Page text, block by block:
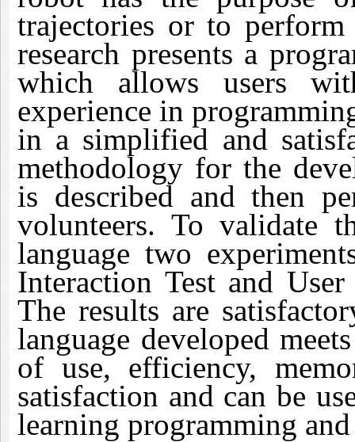
trajectories or to
research presents a
which allows users
experience in
in a simplified and
methodology for the
is described and then
volunteers. To validate
language two
Interaction Test and
The results are
language developed
of use, efficiency,
satisfaction and can be
learning programming